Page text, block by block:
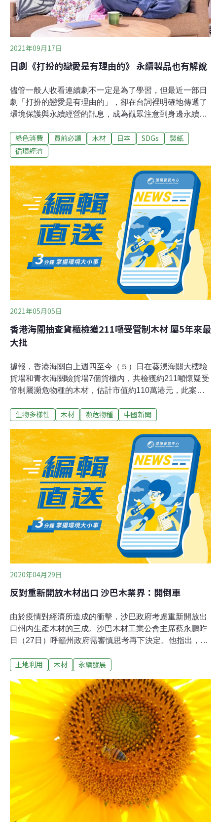
用木料設計產品，並且希望這些商品實用，而非擺著不
用。若
2021年09月17日
日劇《打扮的戀愛是有理由的》 永續製品也有解說
儘管一般人收看連續劇不一定是為了學習，但最近一部日
劇「打扮的戀愛是有理由的」，卻在台詞裡明確地傳遞了
環境保護與永續經營的訊息，成為觀眾注意到身邊永續製
一開始沒多久，由演員向井理飾演的家用飾品公司社長葉
山祥吾，便看著一件衣服說是再生纖維製成的。還有其他
Development Goals）等專門的環保術語都明確地提及。
有部份台詞簡直像是環境報導。葉山祥吾在拜訪「梶尾製
紙」時，曾對該公司社長梶尾一太表示：「瓦楞紙箱剛做
好的時候還有溫度呢。而且貴公司所有的瓦楞紙箱原料，
都是用回收而來、取得FSC森林認證的木材所做的。多數
製品在短邊的側面還有減量設計，削減20%的用紙量。這
間工廠的碳排也隨之減少。我也只是想做和梶尾社長您一
樣的事情。我認為這樣做出來的商品，有生命力跟溫暖的
感覺。」順便一提，
綠色消費 買前必讀 木材 日本 SDGs
製紙
循環經濟
2021年05月05日
香港海關抽查貨櫃檢獲211噸受管制木材 屬5年來最
大批
據報，香港海關自上週四至今（５）日在葵湧海關大樓驗
貨場和青衣海關驗貨場7個貨櫃內，共檢獲約211噸懷疑受
管制屬瀕危物種的木材，估計市值約110萬港元，此案成
人員在風險評估下，於一周內揀選及查驗了7個由柬埔寨
材，而案件已轉交漁農自然護理署跟進調查。根據《保護
瀕危動植物物種條例》，任何人非法進出口瀕危物種，一
經定罪，最高可被判罰款1000萬港元及監禁10年。
生物多樣性 木材 瀕危物種 中國新聞
2020年04月29日
反對重新開放木材出口 沙巴木業界：開倒車
由於疫情對經濟所造成的衝擊，沙巴政府考慮重新開放出
口州內生產木材的三成。沙巴木材工業公會主席蔡永鵬昨
日（27日）呼籲州政府需審慎思考再下決定。他指出，沙
工業所需的原料共計130萬至150立方米，可謂供不應求。
理主席陳鼎元則指，重新開放木材出口是開倒車。2018年
州政府實施木材出口禁令後，投資者紛紛進軍當地木材加
工業，既有業者也積極增聘人力、擴充產能，以應付下游
發展需求。如今上游產量縮減下游需求大開，政府在此時
重新開放出口，將摧毁漸有起色的木材加工業。
土地利用 木材 永續發展